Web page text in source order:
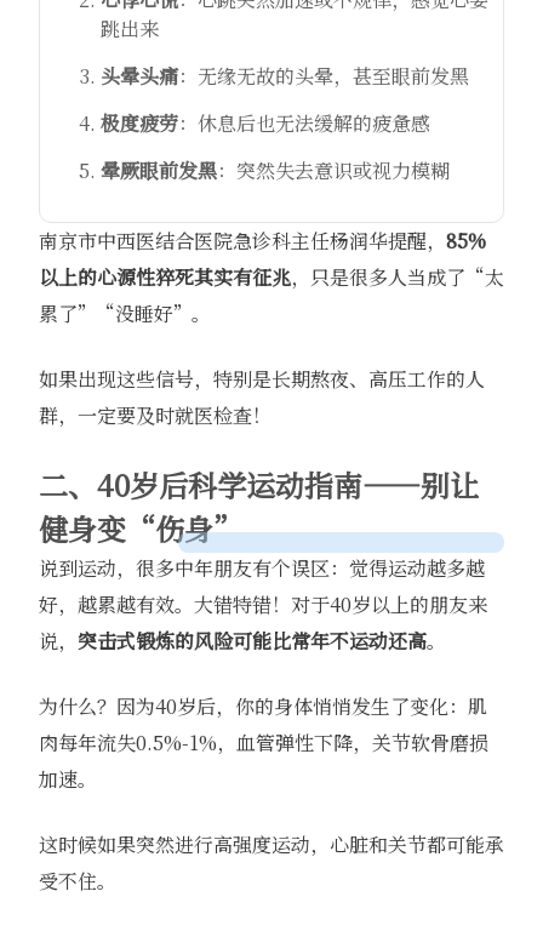
跳出来
头晕头痛：无缘无故的头晕，甚至眼前发黑
极度疲劳：休息后也无法缓解的疲惫感
晕厥眼前发黑：突然失去意识或视力模糊
南京市中西医结合医院急诊科主任杨润华提醒， 85%
以上的心源性猝死其实有征兆，只是很多人当成了“太
累了”“没睡好”。
如果出现这些信号，特别是长期熬夜、高压工作的人
群，一定要及时就医检查！
二、40岁后科学运动指南——别让
健身变“伤身”
说到运动，很多中年朋友有个误区：觉得运动越多越
好，越累越有效。大错特错！对于40岁以上的朋友来
说， 突击式锻炼的风险可能比常年不运动还高。
为什么？因为40岁后，你的身体悄悄发生了变化：肌
肉每年流失0.5%-1%，血管弹性下降，关节软骨磨损
加速。
这时候如果突然进行高强度运动，心脏和关节都可能承
受不住。